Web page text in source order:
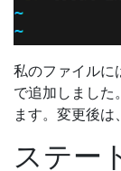
私のファイル
で追加しました
ます。変更後は
ステー